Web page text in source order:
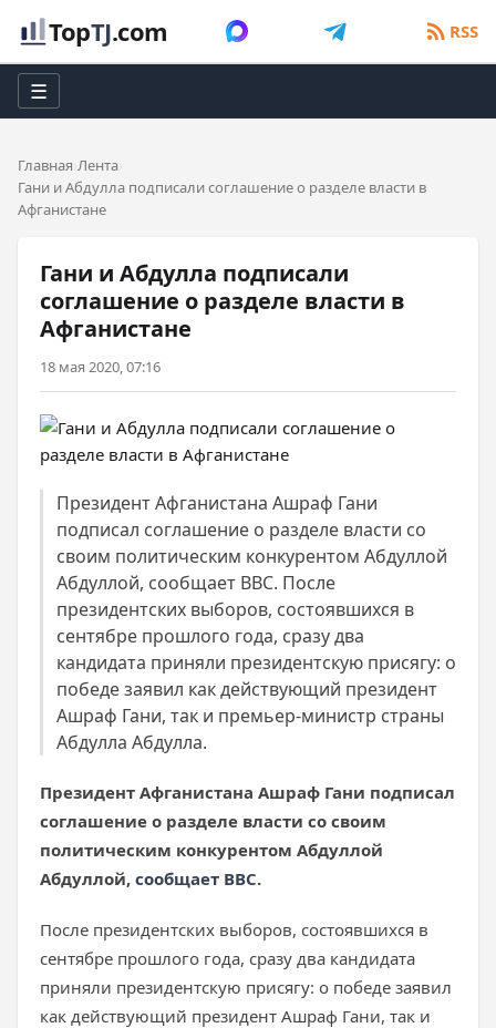
TopTJ.com RSS
☰
Главная Лента
Гани и Абдулла подписали соглашение о разделе власти в
Афганистане
Гани и Абдулла подписали
соглашение о разделе власти в
Афганистане
18 мая 2020, 07:16
Президент Афганистана Ашраф Гани
подписал соглашение о разделе власти со
своим политическим конкурентом Абдуллой
Абдуллой, сообщает ВВС. После
президентских выборов, состоявшихся в
сентябре прошлого года, сразу два
кандидата приняли президентскую присягу: о
победе заявил как действующий президент
Ашраф Гани, так и премьер-министр страны
Абдулла Абдулла.
Президент Афганистана Ашраф Гани подписал
соглашение о разделе власти со своим
политическим конкурентом Абдуллой
Абдуллой, сообщает ВВС.
После президентских выборов, состоявшихся в
сентябре прошлого года, сразу два кандидата
приняли президентскую присягу: о победе заявил
как действующий президент Ашраф Гани, так и